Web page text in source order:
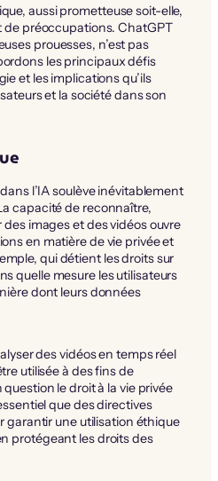
aussi prometteuse soit-elle,
de préoccupations. ChatGPT
prouesses, n’est pas
les principaux défis
et les implications qu’ils
et la société dans son
l’IA soulève inévitablement
capacité de reconnaître,
des images et des vidéos ouvre
en matière de vie privée et
qui détient les droits sur
quelle mesure les utilisateurs
dont leurs données
des vidéos en temps réel
utilisée à des fins de
le droit à la vie privée
que des directives
garantir une utilisation éthique
protégeant les droits des